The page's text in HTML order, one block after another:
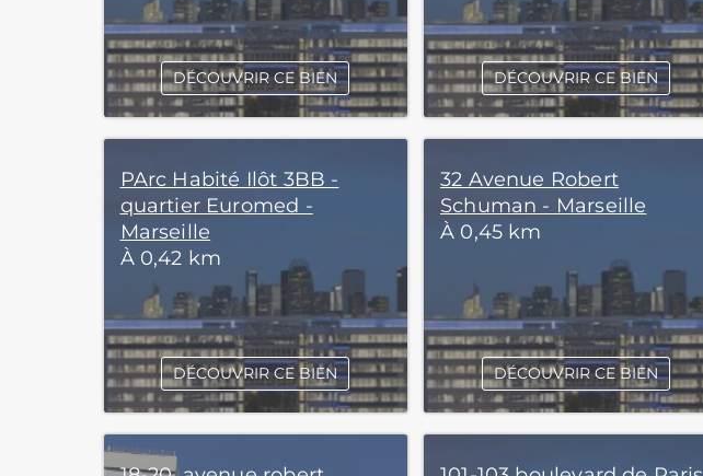
DÉCOUVRIR CE BIEN DÉCOUVRIR CE BIEN
PArc Habité Ilôt 3BB -
quartier Euromed -
Marseille
À 0,42 km
DÉCOUVRIR CE BIEN
32 Avenue Robert
Schuman - Marseille
À 0,45 km
DÉCOUVRIR CE BIEN